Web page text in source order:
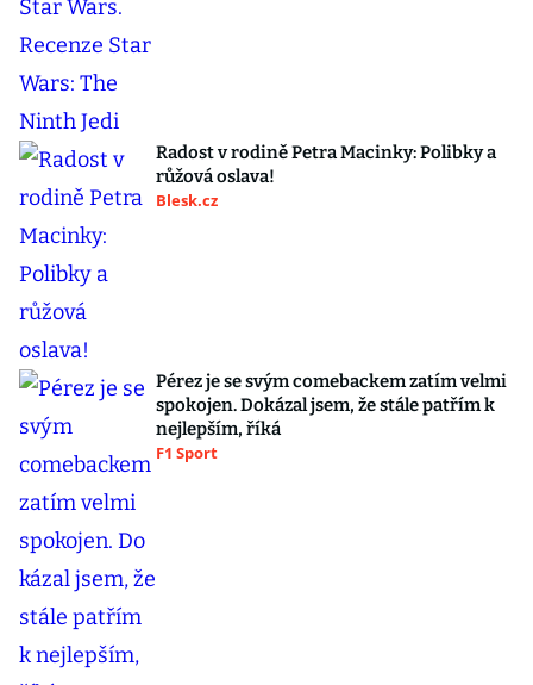
Radost v rodině Petra Macinky: Polibky a
růžová oslava!
Blesk.cz
Pérez je se svým comebackem zatím velmi
spokojen. Dokázal jsem, že stále patřím k
nejlepším, říká
F1 Sport